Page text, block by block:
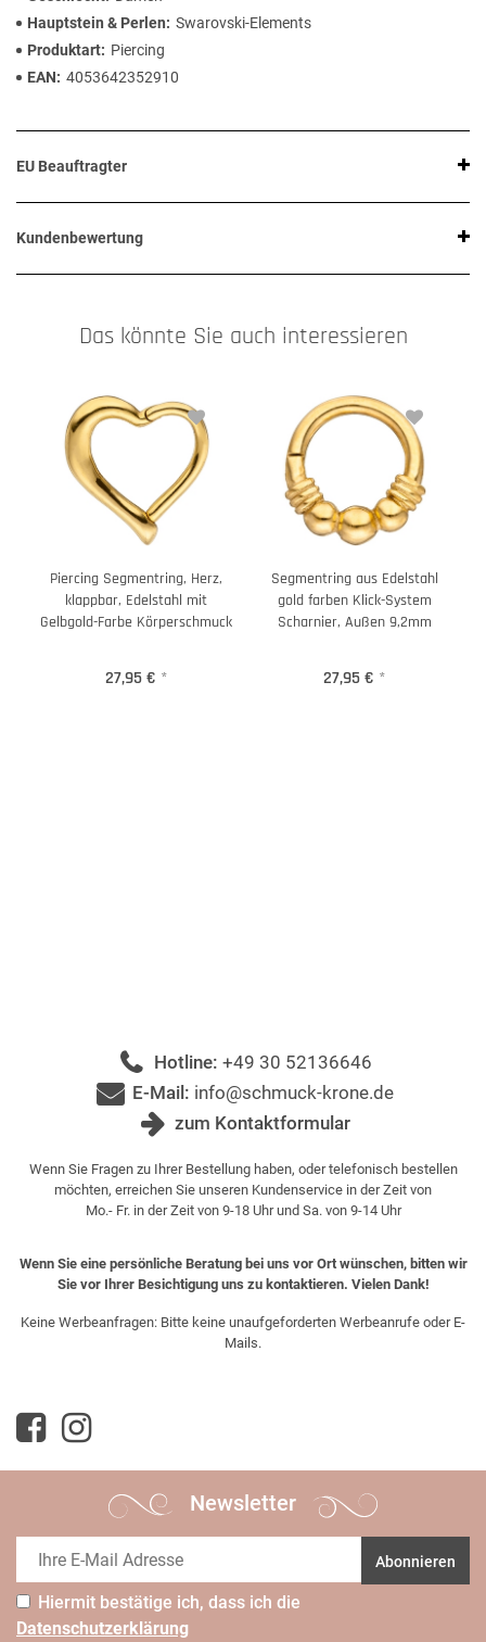
Hauptstein & Perlen
Swarovski-Elements
Produktart
Piercing
EAN
4053642352910
EU Beauftragter
Kundenbewertung
Das könnte Sie auch interessieren
Piercing Segmentring, Herz,
klappbar, Edelstahl mit
Gelbgold-Farbe Körperschmuck
27,95 € *
Segmentring aus Edelstahl
gold farben Klick-System
Scharnier, Außen 9,2mm
27,95 € *
Hotline: +49 30 52136646
E-Mail: info@schmuck-krone.de
zum Kontaktformular
Wenn Sie Fragen zu Ihrer Bestellung haben, oder telefonisch bestellen
möchten, erreichen Sie unseren Kundenservice in der Zeit von
Mo.- Fr. in der Zeit von 9-18 Uhr und Sa. von 9-14 Uhr
Wenn Sie eine persönliche Beratung bei uns vor Ort wünschen, bitten wir
Sie vor Ihrer Besichtigung uns zu kontaktieren. Vielen Dank!
Keine Werbeanfragen: Bitte keine unaufgeforderten Werbeanrufe oder E-
Mails.
Newsletter
Abonnieren
Hiermit bestätige ich, dass ich die
Daten­schutz­erklärung